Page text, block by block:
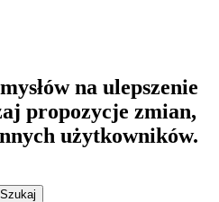
na ulepszenie
propozycje zmian,
użytkowników.
Szukaj